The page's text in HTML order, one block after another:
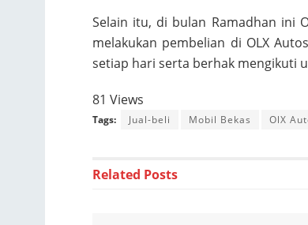
Selain itu, di bulan Ramadhan ini
melakukan pembelian di OLX
setiap hari serta berhak mengikuti
81 Views
Tags: Jual-beli Mobil Bekas OlX
Related Posts